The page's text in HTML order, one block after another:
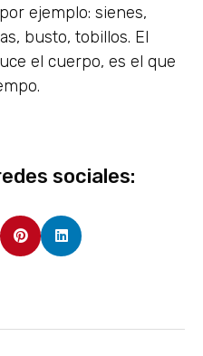
ejemplo: sienes,
busto, tobillos. El
el cuerpo, es el que
sociales: